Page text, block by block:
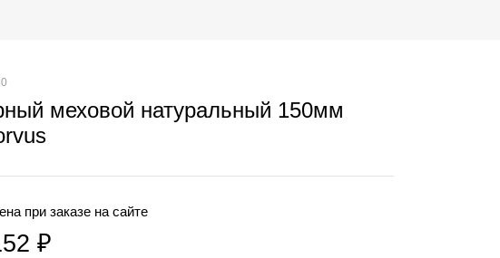
меховой натуральный 150мм
при заказе на сайте
₽